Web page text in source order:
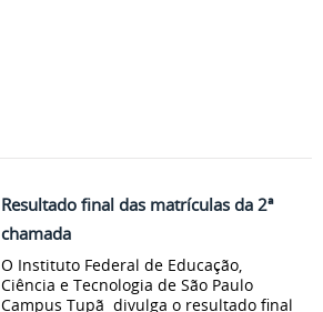
Resultado final das matrículas da 2ª
chamada
O Instituto Federal de Educação,
Ciência e Tecnologia de São Paulo
Campus Tupã divulga o resultado final